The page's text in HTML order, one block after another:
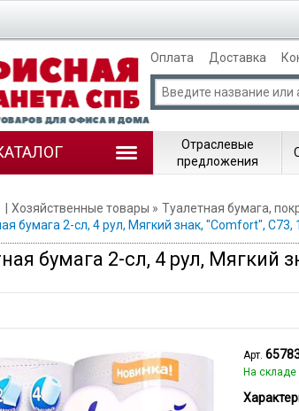
Оплата Доставка
Отраслевые
предложения
Хозяйственные товары Туалетная бумага,
бумага 2-сл, 4 рул, Мягкий знак, "Comfort",
бумага 2-сл, 4 рул, Мягкий
Арт.
На складе